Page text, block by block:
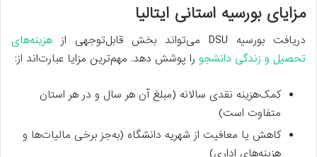
مزایای بورسیه استانی ایتالیا
دریافت بورسیه DSU می‌تواند بخش قابل‌توجهی از
هزینه‌های
تحصیل و زندگی دانشجو را پوشش دهد. مهم‌ترین مزایا عبارت‌اند از:
کمک‌هزینه نقدی سالانه (مبلغ آن هر سال و در هر استان
متفاوت است)
کاهش یا معافیت از شهریه دانشگاه (به‌جز برخی مالیات‌ها و
هزینه‌های اداری)